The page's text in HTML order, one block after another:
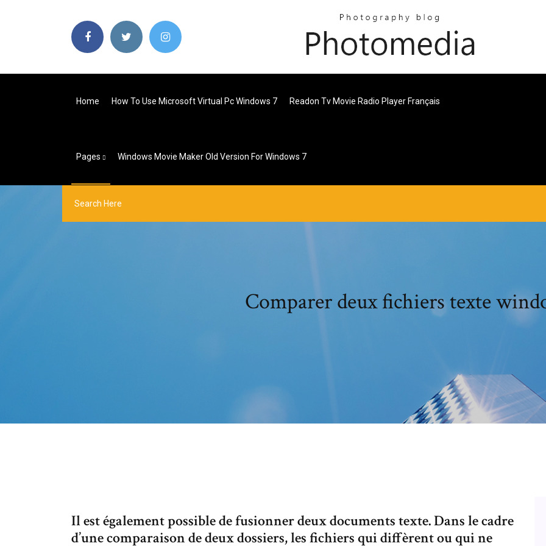
Home How To Use Microsoft Virtual Pc Windows 7 Readon Tv Movie Radio Player Français
Pages Windows Movie Maker Old Version For Windows 7
Comparer deux fichiers texte
Il est également possible de fusionner deux documents texte. Dans le cadre
d’une comparaison de deux dossiers, les fichiers qui diffèrent ou qui ne